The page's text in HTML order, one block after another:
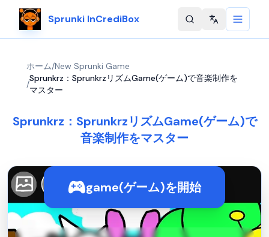
Sprunki InCrediBox Change
ホーム/New Sprunki Game
/
Sprunkrz：SprunkrzリズムGame(ゲーム)で音楽制作を
マスター
Sprunkrz：SprunkrzリズムGame(ゲーム)で
音楽制作をマスター
game(ゲーム)を開始